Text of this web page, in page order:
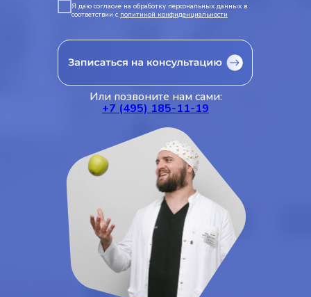
Или позвоните нам сами:
+7 (495) 185-11-19
Я даю согласие на обработку персональных данных в
соответствии с политикой конфиденциальности